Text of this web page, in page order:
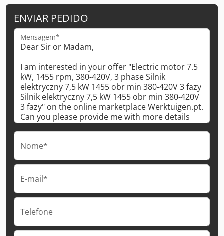
ENVIAR PEDIDO
Mensagem*
Nome*
E-mail*
Telefone